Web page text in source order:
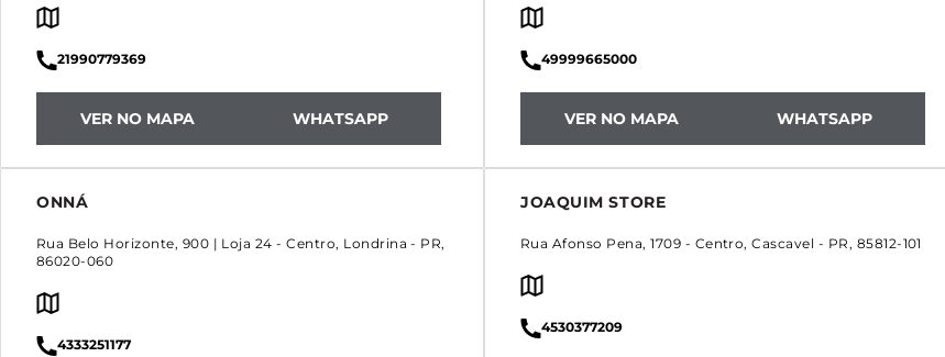
21990779369
VER NO MAPA WHATSAPP
49999665000
VER NO MAPA WHATSAPP
ONNÁ
Rua Belo Horizonte, 900 | Loja 24 -Centro, Londrina - PR,
86020-060
4333251177
JOAQUIM STORE
Rua Afonso Pena, 1709 - Centro,Cascavel - PR, 85812-101
4530377209